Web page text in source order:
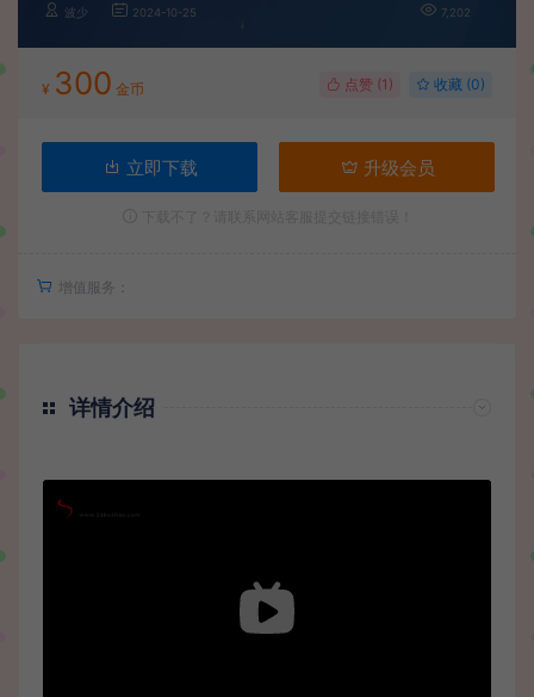
波少 2024-10-25 7,202
¥ 300 金币 点赞 (1 ) 收藏 (0)
立即下载 升级会员
增值服务：
详情介绍